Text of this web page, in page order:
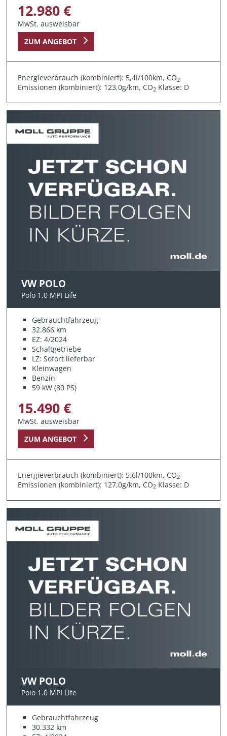
12.980 €
MwSt. ausweisbar
ZUM ANGEBOT
Energieverbrauch (kombiniert): 5,4l/100km, CO2
Emissionen (kombiniert): 123,0g/km, CO2 Klasse: D
VW POLO
Polo 1.0 MPI Life
Gebrauchtfahrzeug
32.866 km
EZ: 4/2024
Schaltgetriebe
LZ: Sofort lieferbar
Kleinwagen
Benzin
59 kW (80 PS)
15.490 €
MwSt. ausweisbar
ZUM ANGEBOT
Energieverbrauch (kombiniert): 5,6l/100km, CO2
Emissionen (kombiniert): 127,0g/km, CO2 Klasse: D
VW POLO
Polo 1.0 MPI Life
Gebrauchtfahrzeug
30.332 km